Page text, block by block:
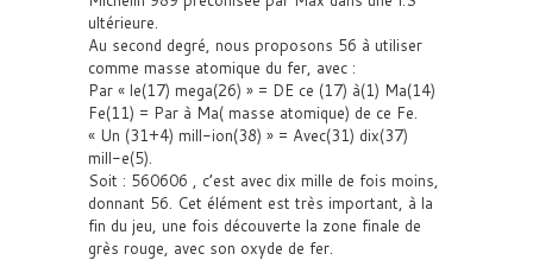
ultérieure.
Au second degré, nous proposons 56 à utiliser
comme masse atomique du fer, avec :
Par « le(17) mega(26) » = DE ce (17) à(1) Ma(14)
Fe(11) = Par à Ma( masse atomique) de ce Fe.
« Un (31+4) mill-ion(38) » = Avec(31) dix(37)
mill-e(5).
Soit : 560606 , c’est avec dix mille de fois moins,
donnant 56. Cet élément est très important, à la
fin du jeu, une fois découverte la zone finale de
grès rouge, avec son oxyde de fer.